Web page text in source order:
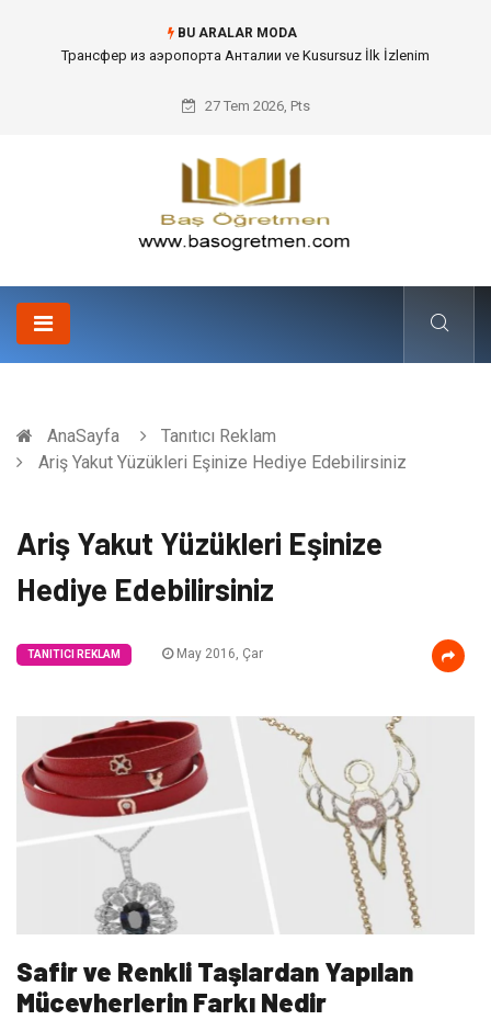
BU ARALAR MODA
Kafes Sandık ve Peyzaj Mimarisinde Dev Bitkilerin Transferi
27 Tem 2026, Pts
AnaSayfa
Tanıtıcı Reklam
Ariş Yakut Yüzükleri Eşinize Hediye Edebilirsiniz
Ariş Yakut Yüzükleri Eşinize
Hediye Edebilirsiniz
TANITICI REKLAM May 2016, Çar
Safir ve Renkli Taşlardan Yapılan
Mücevherlerin Farkı Nedir